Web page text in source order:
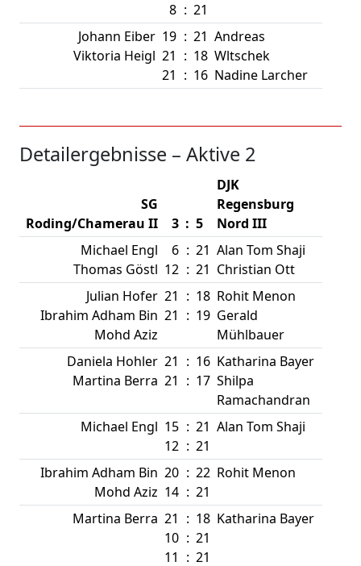
8 : 21
Johann Eiber
Viktoria Heigl
19
21
21
:
:
:
21
18
16
Andreas
Wltschek
Nadine Larcher
Detailergebnisse – Aktive 2
SG
Roding/Chamerau II
3 : 5
DJK
Regensburg
Nord III
Michael Engl
Thomas Göstl
6
12
:
:
21
21
Alan Tom Shaji
Christian Ott
Julian Hofer
Ibrahim Adham Bin
Mohd Aziz
21
21
:
:
18
19
Rohit Menon
Gerald
Mühlbauer
Daniela Hohler
Martina Berra
21
21
:
:
16
17
Katharina Bayer
Shilpa
Ramachandran
Michael Engl 15
12
:
:
21
21
Alan Tom Shaji
Ibrahim Adham Bin
Mohd Aziz
20
14
:
:
22
21
Rohit Menon
Martina Berra 21
10
11
:
:
:
18
21
21
Katharina Bayer